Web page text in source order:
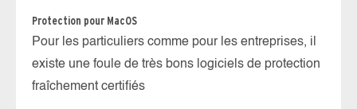
Protection pour MacOS
Pour les particuliers comme pour les entreprises, il
existe une foule de très bons logiciels de protection
fraîchement certifiés